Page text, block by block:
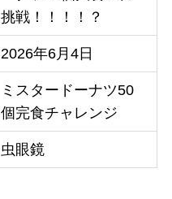
挑戦！！！！？
2026年6月4日
ミスタードーナツ50
個完食チャレンジ
虫眼鏡